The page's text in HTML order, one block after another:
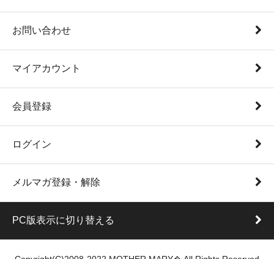
お問い合わせ
マイアカウント
会員登録
ログイン
メルマガ登録・解除
PC版表示に切り替える